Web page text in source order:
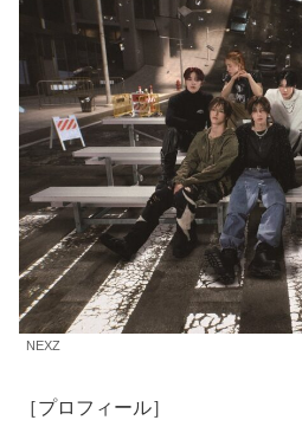
NEXZ
［プロフィール］